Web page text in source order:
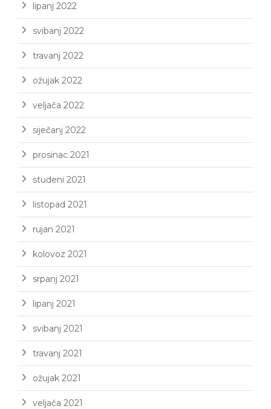
lipanj 2022
svibanj 2022
travanj 2022
ožujak 2022
veljača 2022
siječanj 2022
prosinac 2021
studeni 2021
listopad 2021
rujan 2021
kolovoz 2021
srpanj 2021
lipanj 2021
svibanj 2021
travanj 2021
ožujak 2021
veljača 2021